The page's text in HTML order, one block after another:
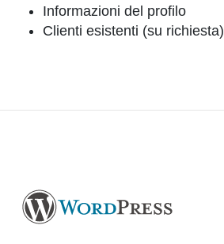
Informazioni del profilo
Clienti esistenti (su richiesta)